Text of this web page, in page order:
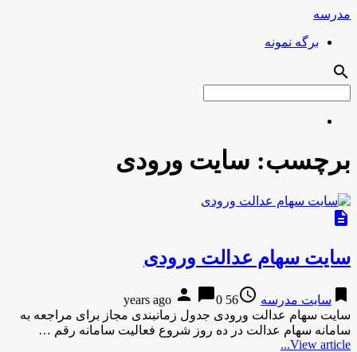
مدرسه
برگه نمونه
search
برچسب: سایت ورودی
description
سایت سهام عدالت ورودی
bookmark سایت مدرسه access_time
56 years ago
person chat_bubble0
سایت سهام عدالت ورودی جدول زمانبندی مجاز برای مراجعه به
سامانه سهام عدالت در ده روز شروع فعالیت سامانه رقم …
View article...